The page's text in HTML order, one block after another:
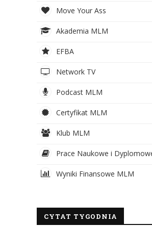
Move Your Ass
Akademia MLM
EFBA
Network TV
Podcast MLM
Certyfikat MLM
Klub MLM
Prace Naukowe i
Wyniki Finansowe MLM
CYTAT TYGODNIA